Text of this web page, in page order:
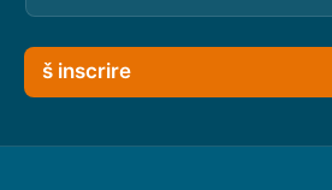
š inscrire